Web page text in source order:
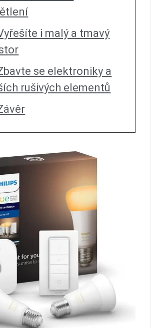
i malý a tmavý
se elektroniky a
rušivých elementů